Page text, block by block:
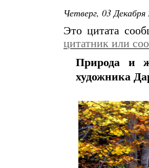
Четверг, 03
Это цитата
цитатник или
Природа и
художника